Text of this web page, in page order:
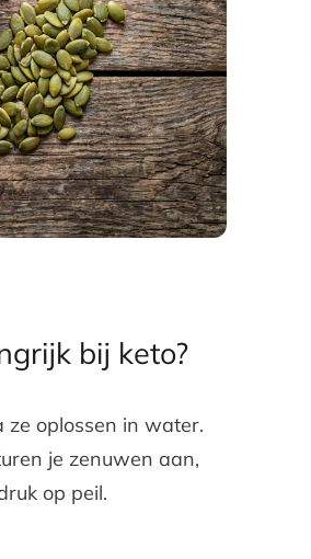
bij keto?
oplossen in water.
je zenuwen aan,
op peil.